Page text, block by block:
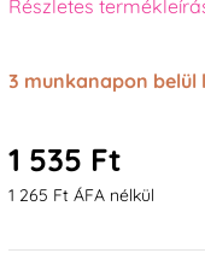
Részletes
3 munkanapon belül
1 535 Ft
1 265 Ft ÁFA nélkül